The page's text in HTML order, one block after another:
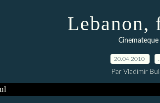
Lebanon,
Cinemateque
20.04.2010
Par Vladimir